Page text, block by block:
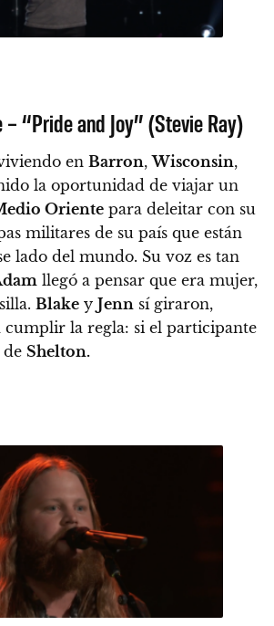
– “Pride and Joy” (Stevie Ray)
en Barron,Wisconsin,
la oportunidad de viajar un
Oriente para deleitar con su
militares de su país que están
lado del mundo. Su voz es tan
llegó a pensar que era mujer,
Blake y Jenn sí giraron,
cumplir la regla: si el participante
de Shelton.